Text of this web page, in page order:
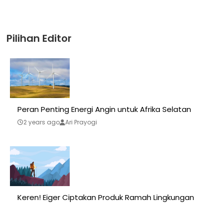
Pilihan Editor
Peran Penting Energi Angin untuk Afrika Selatan
2 years ago Ari Prayogi
Keren! Eiger Ciptakan Produk Ramah Lingkungan